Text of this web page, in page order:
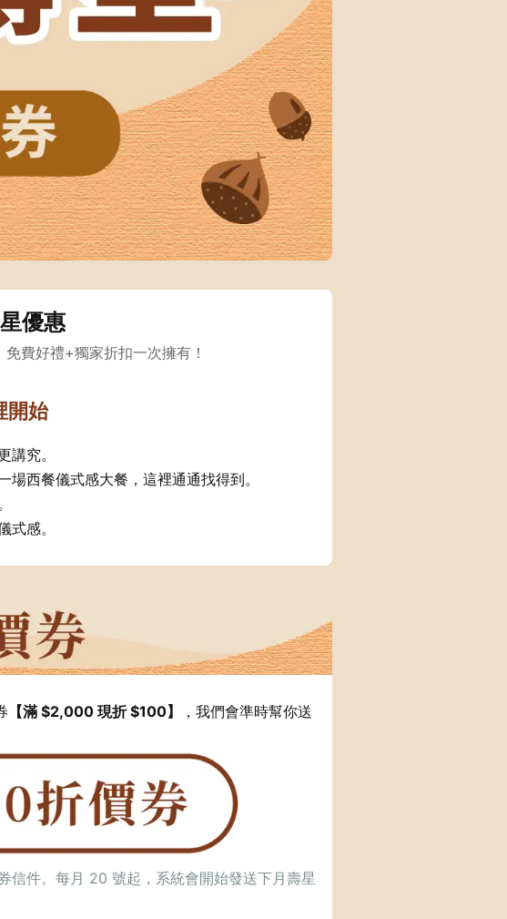
優惠
費好禮+獨家折扣一次擁有！
開始
講究。
西餐儀式感大餐，這裡通通找得到。
式感。
【滿 $2,000 現折 $100】
，我們會準時幫你送
信件。每月 20 號起，系統會開始發送下月壽星